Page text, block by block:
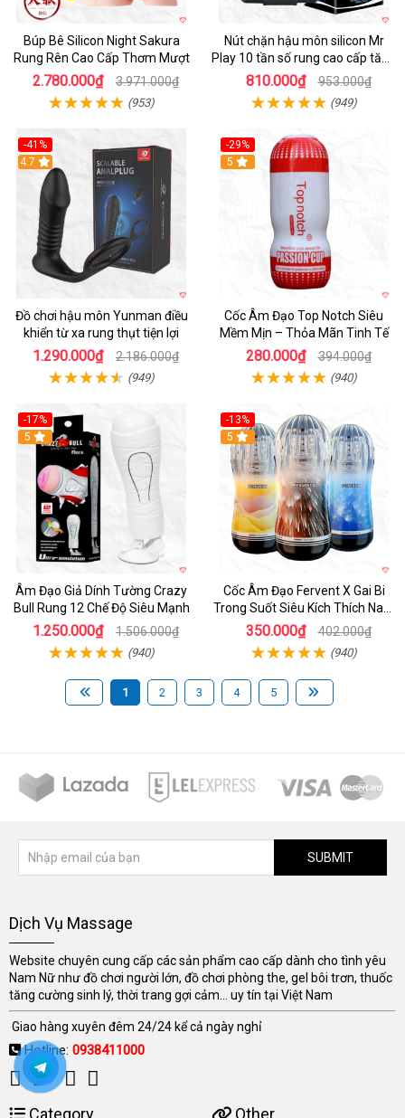
Búp Bê Silicon Night Sakura
Rung Rên Cao Cấp Thơm Mượt
2.780.000₫ 3.971.000₫
(953)
Nút chặn hậu môn silicon Mr
Play 10 tần số rung cao cấp tăng
khoái cảm
810.000₫ 953.000₫
(949)
-41%
Hot
4.7
Đồ chơi hậu môn Yunman điều
khiển từ xa rung thụt tiện lợi
1.290.000₫ 2.186.000₫
(949)
-29%
5
Cốc Âm Đạo Top Notch Siêu
Mềm Mịn – Thỏa Mãn Tinh Tế
280.000₫ 394.000₫
(940)
-17%
5
Âm Đạo Giả Dính Tường Crazy
Bull Rung 12 Chế Độ Siêu Mạnh
1.250.000₫ 1.506.000₫
(940)
-13%
Hot
5
Cốc Âm Đạo Fervent X Gai Bi
Trong Suốt Siêu Kích Thích Nam
Giới
350.000₫ 402.000₫
(940)
1 2 3 4 5
SUBMIT
Dịch Vụ Massage
Website chuyên cung cấp các sản phẩm cao cấp dành cho tình yêu
Nam Nữ như đồ chơi người lớn, đồ chơi phòng the, gel bôi trơn, thuốc
tăng cường sinh lý, thời trang gợi cảm... uy tín tại Việt Nam
Giao hàng xuyên đêm 24/24 kể cả ngày nghỉ
Hotline: 0938411000